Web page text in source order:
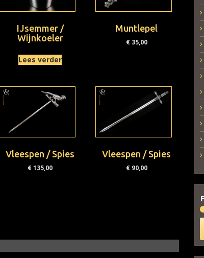
IJsemmer /
Wijnkoeler
Lees verder
Muntlepel
€35,00
Vleespen / Spies
€135,00
Vleespen / Spies
€90,00